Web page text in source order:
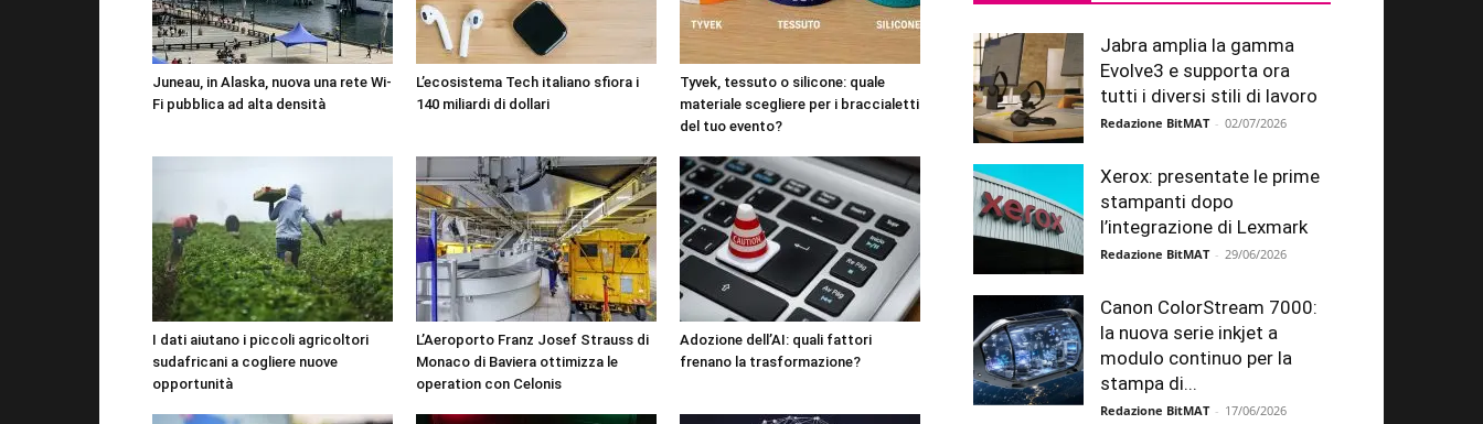
Juneau, in Alaska, nuova una rete Wi-
Fi pubblica ad alta densità
L’ecosistema Tech italiano sfiora i
140 miliardi di dollari
Tyvek, tessuto o silicone: quale
materiale scegliere per i braccialetti
del tuo evento?
I dati aiutano i piccoli agricoltori
sudafricani a cogliere nuove
opportunità
L’Aeroporto Franz Josef Strauss di
Monaco di Baviera ottimizza le
operation con Celonis
Adozione dell’AI: quali fattori
frenano la trasformazione?
Jabra amplia la gamma
Evolve3 e supporta ora
tutti i diversi stili di lavoro
Redazione BitMAT - 02/07/2026
Xerox: presentate le prime
stampanti dopo
l’integrazione di Lexmark
Redazione BitMAT - 29/06/2026
Canon ColorStream 7000:
la nuova serie inkjet a
modulo continuo per la
stampa di...
Redazione BitMAT - 17/06/2026